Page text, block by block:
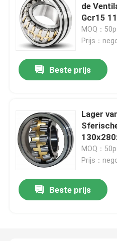
Thuis
Producten
Videos
de
Gcr15
MOQ：
Prijs：
Beste prijs
Lager
MOQ：
Prijs：
Beste prijs